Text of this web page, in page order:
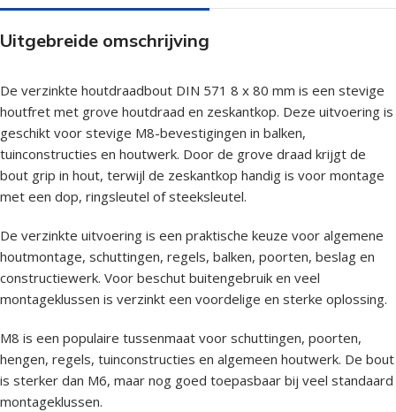
Uitgebreide omschrijving
De verzinkte houtdraadbout DIN 571 8 x 80 mm is een stevige
houtfret met grove houtdraad en zeskantkop. Deze uitvoering is
geschikt voor stevige M8-bevestigingen in balken,
tuinconstructies en houtwerk. Door de grove draad krijgt de
bout grip in hout, terwijl de zeskantkop handig is voor montage
met een dop, ringsleutel of steeksleutel.
De verzinkte uitvoering is een praktische keuze voor algemene
houtmontage, schuttingen, regels, balken, poorten, beslag en
constructiewerk. Voor beschut buitengebruik en veel
montageklussen is verzinkt een voordelige en sterke oplossing.
M8 is een populaire tussenmaat voor schuttingen, poorten,
hengen, regels, tuinconstructies en algemeen houtwerk. De bout
is sterker dan M6, maar nog goed toepasbaar bij veel standaard
montageklussen.